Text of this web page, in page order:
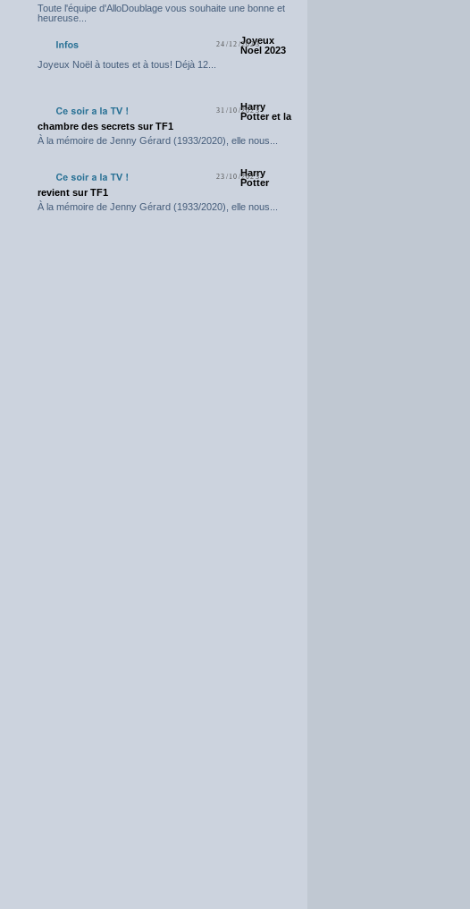
Toute l'équipe d'AlloDoublage vous souhaite une bonne et
heureuse...
24/12/2023
Joyeux
Noel 2023
Joyeux Noël à toutes et à tous! Déjà 12...
31/10/2023
Harry
Potter et la
chambre des secrets sur TF1
À la mémoire de Jenny Gérard (1933/2020), elle nous...
23/10/2023
Harry
Potter
revient sur TF1
À la mémoire de Jenny Gérard (1933/2020), elle nous...